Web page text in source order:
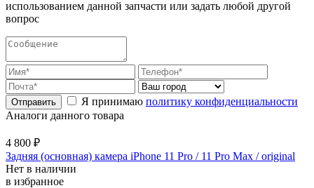
использованием данной запчасти или задать любой другой
вопрос
Я принимаю политику конфиденциальности
Аналоги данного товара
4 800 ₽
Задняя (основная) камера iPhone 11 Pro / 11 Pro Max / original
Нет в наличии
в избранное